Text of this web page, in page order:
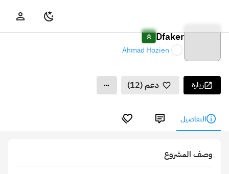
Dfaker
Ahmad Hozien
زيارة دعم (12)
التفاصيل
وصف المشروع